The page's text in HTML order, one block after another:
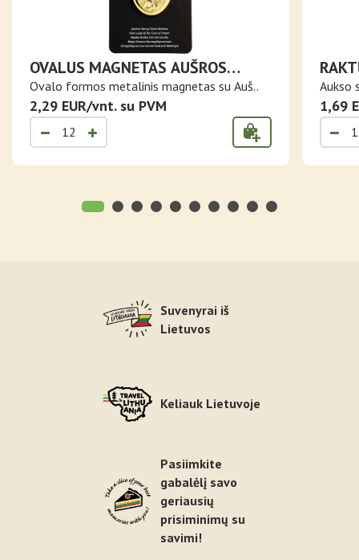
OVALUS MAGNETAS AUŠROS
VARTŲ ŠVČ. MERGELĖ MARIJA
Ovalo formos metalinis magnetas su Auš..
2,29 EUR/vnt. su PVM
Aukso
1,69
Suvenyrai iš
Lietuvos
Keliauk Lietuvoje
Pasiimkite
gabalėlį savo
geriausių
prisiminimų su
savimi!